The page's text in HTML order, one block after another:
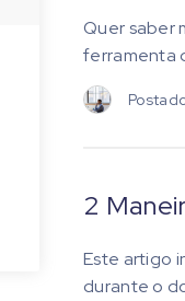
Quer saber
ferramenta
2
Este artigo
durante o